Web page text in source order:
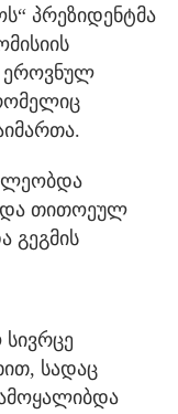
პრეზიდენტმა
ეროვნულ
და თითოეულ
გეგმის
სადაც